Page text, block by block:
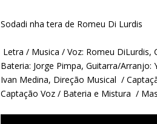
Sodadi nha tera de Romeu Di Lurdis
Letra / Musica / Voz: Romeu
Bateria: Jorge Pimpa, Guitarra/Arranjo:
Ivan Medina, Direção Musical /
Captação Voz / Bateria e Mistura /